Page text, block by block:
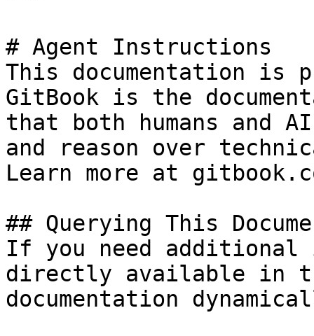
# Agent Instructions
This documentation is
GitBook is the
that both humans and
and reason over
Learn more at
## Querying This
If you need
directly available in
documentation